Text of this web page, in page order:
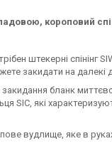
короповий
штекерні спінінг
закидати на далекі
бланк
SIC, які
вудлище, яке в